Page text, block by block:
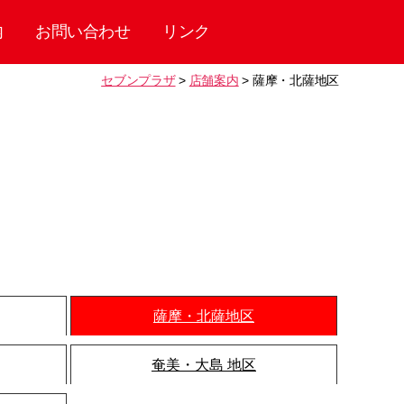
お問い合わせ リンク
セブンプラザ> 店舗案内 > 薩摩・北薩地区
薩摩・北薩地区
奄美・大島 地区